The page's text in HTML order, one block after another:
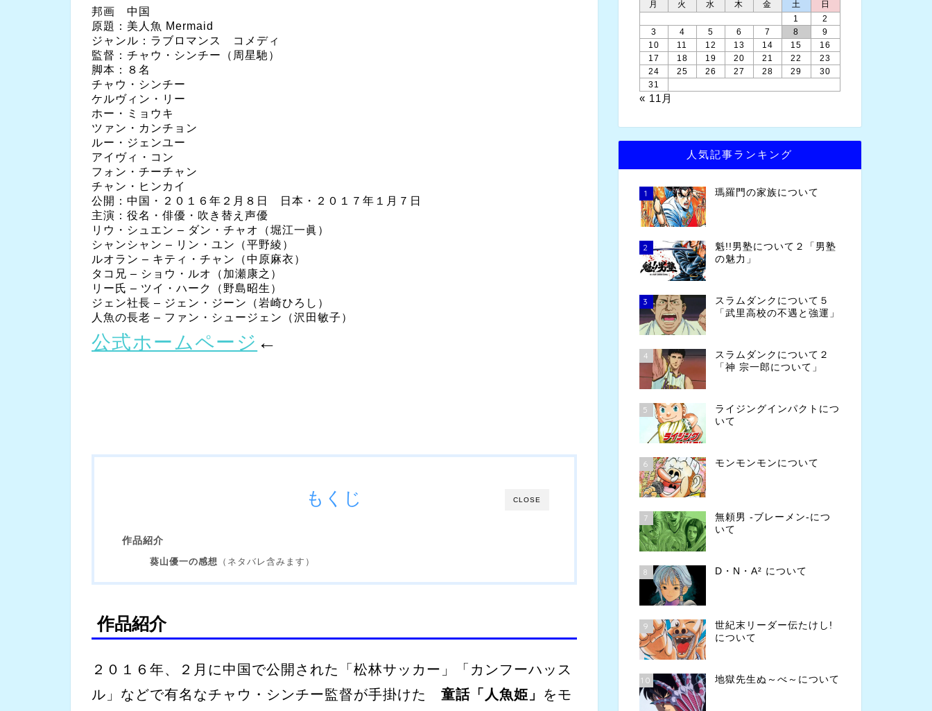
邦画 中国
原題：美人魚 Mermaid
ジャンル：ラブロマンス コメディ
監督：チャウ・シンチー（周星馳）
脚本：８名
チャウ・シンチー
ケルヴィン・リー
ホー・ミョウキ
ツァン・カンチョン
ルー・ジェンユー
アイヴィ・コン
フォン・チーチャン
チャン・ヒンカイ
公開：中国・２０１６年２月８日 日本・２０１７年１月７日
主演：役名・俳優・吹き替え声優
リウ・シュエン – ダン・チャオ（堀江一眞）
シャンシャン – リン・ユン（平野綾）
ルオラン – キティ・チャン（中原麻衣）
タコ兄 – ショウ・ルオ（加瀬康之）
リー氏 – ツイ・ハーク（野島昭生）
ジェン社長 – ジェン・ジーン（岩崎ひろし）
人魚の長老 – ファン・シュージェン（沢田敏子）
公式ホームページ ←
CLOSE
もくじ
作品紹介
葵山優一の感想 （ネタバレ含みます）
作品紹介
２０１６年、２月に中国で公開された「松林サッカー」「カンフーハッス
ル」などで有名なチャウ・シンチー監督が手掛けた 童話「人魚姫」 をモ
月
火 水 木 金 土
日
1
2
3
4 5 6 7 8
9
10
11 12 13 14 15
16
17
18 19 20 21 22
23
24
25 26 27 28 29
30
31
« 11月
人気記事ランキング
1 瑪羅門の家族について
2
魁!!男塾について２「男塾
の魅力」
3
スラムダンクについて５
「武里高校の不遇と強運」
4
スラムダンクについて２
「神 宗一郎について」
5
ライジングインパクトにつ
いて
6 モンモンモンについて
7
無頼男 -ブレーメン-につ
いて
8 D・N・A² について
9
世紀末リーダー伝たけし!
について
10 地獄先生ぬ～べ～について